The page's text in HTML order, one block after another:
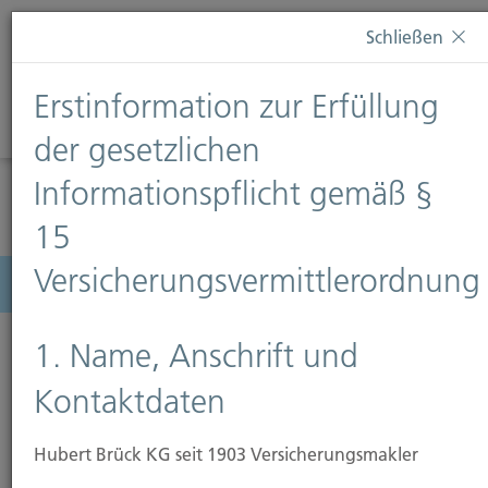
Diese Webseite verwendet Cookies. Wenn Sie weiterhin
Informationen finden Sie auf unserer SeiteDatenschutz
Diese Nachricht nicht erneut anzeigen
Menü
Glasversicherung
Schließen
Erstinformation zur Erfüllung
der gesetzlichen
Informationspflicht gemäß §
15
Versicherungsvermittlerordnung
1. Name, Anschrift und
Kontaktdaten
Hubert Brück KG seit 1903 Versicherungsmakler